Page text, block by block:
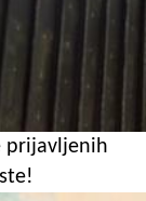
prijavljenih